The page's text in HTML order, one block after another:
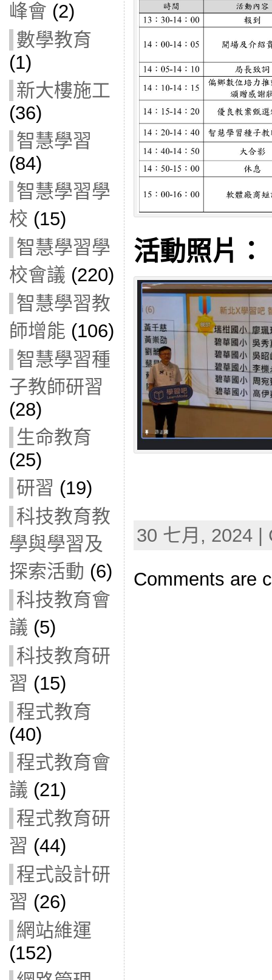
峰會 (2)
數學教育
(1)
新大樓施工
(36)
智慧學習
(84)
智慧學習學
校 (15)
智慧學習學
校會議 (220)
智慧學習教
師增能 (106)
智慧學習種
子教師研習
(28)
生命教育
(25)
研習 (19)
科技教育教
學與學習及
探索活動 (6)
科技教育會
議 (5)
科技教育研
習 (15)
程式教育
(40)
程式教育會
議 (21)
程式教育研
習 (44)
程式設計研
習 (26)
網站維運
(152)
活動照片：
30 七月, 2024
Comments are